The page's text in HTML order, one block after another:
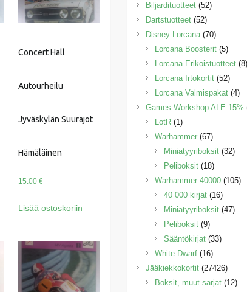
Concert Hall
Autourheilu
Jyväskylän Suurajot
Hämäläinen
15.00€
Lisää ostoskoriin
Biljardituotteet (52)
Dartstuotteet (52)
Disney Lorcana (70)
Lorcana Boosterit (5)
Lorcana Erikoistuotteet (8)
Lorcana Irtokortit (52)
Lorcana Valmispakat (4)
Games Workshop ALE 15%
LotR (1)
Warhammer (67)
Miniatyyriboksit (32)
Peliboksit (18)
Warhammer 40000 (105)
40 000 kirjat (16)
Miniatyyriboksit (47)
Peliboksit (9)
Sääntökirjat (33)
White Dwarf (16)
Jääkiekkokortit (27426)
Boksit, muut sarjat (12)